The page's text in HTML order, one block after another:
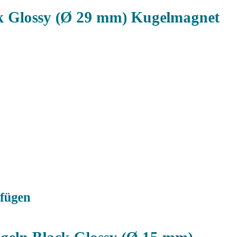
Glossy (Ø 29 mm) Kugelmagnet